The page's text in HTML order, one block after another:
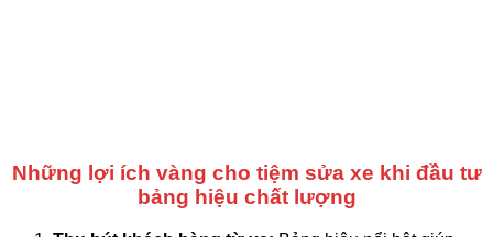
Những lợi ích vàng cho tiệm sửa xe khi đầu tư
bảng hiệu chất lượng